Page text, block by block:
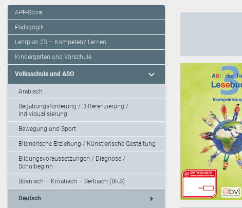
APP-Store
Pädagogik
Lehrplan 23 – Kompetenz Lernen
Kindergarten und Vorschule
Volksschule und ASO expand_more
Arabisch
Begabungsförderung / Differenzierung /
Individualisierung
Bewegung und Sport
Bildnerische Erziehung / Künstlerische Gestaltung
Bildungsvoraussetzungen / Diagnose /
Schulbeginn
Bosnisch – Kroatisch – Serbisch (BKS)
Deutsch arrow_right